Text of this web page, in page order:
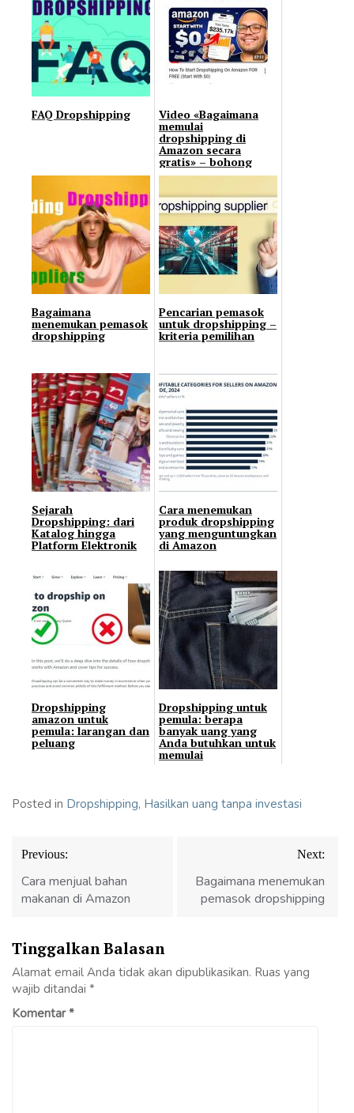
FAQ Dropshipping Video «Bagaimana
memulai
dropshipping di
Amazon secara
gratis» – bohong
atau benar?
Bagaimana
menemukan pemasok
dropshipping
Pencarian pemasok
untuk dropshipping –
kriteria pemilihan
Sejarah
Dropshipping: dari
Katalog hingga
Platform Elektronik
Cara menemukan
produk dropshipping
yang menguntungkan
di Amazon
Dropshipping
amazon untuk
pemula: larangan dan
peluang
Dropshipping untuk
pemula: berapa
banyak uang yang
Anda butuhkan untuk
memulai
Posted in Dropshipping, Hasilkan uang tanpa investasi
Navigasi
pos
Previous:
Cara menjual bahan
makanan di Amazon
Next:
Bagaimana menemukan
pemasok dropshipping
Tinggalkan Balasan
Alamat email Anda tidak akan dipublikasikan. Ruas yang
wajib ditandai *
Komentar*